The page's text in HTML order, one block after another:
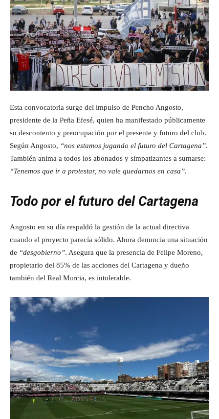
Esta convocatoria surge del impulso de Pencho Angosto,
presidente de la Peña Efesé, quien ha manifestado públicamente
su descontento y preocupación por el presente y futuro del club.
Según Angosto, “nos estamos jugando el futuro del Cartagena”.
También anima a todos los abonados y simpatizantes a sumarse:
“Tenemos que ir a protestar, no vale quedarnos en casa”.
Todo por el futuro del Cartagena
Angosto en su día respaldó la gestión de la actual directiva
cuando el proyecto parecía sólido. Ahora denuncia una situación
de “desgobierno”. Asegura que la presencia de Felipe Moreno,
propietario del 85% de las acciones del Cartagena y dueño
también del Real Murcia, es intolerable.